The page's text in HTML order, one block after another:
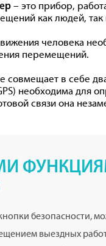
– это прибор,
как людей,
человека
перемещений.
совмещает в себе
необходима для
связи она
безопасности,
выездных